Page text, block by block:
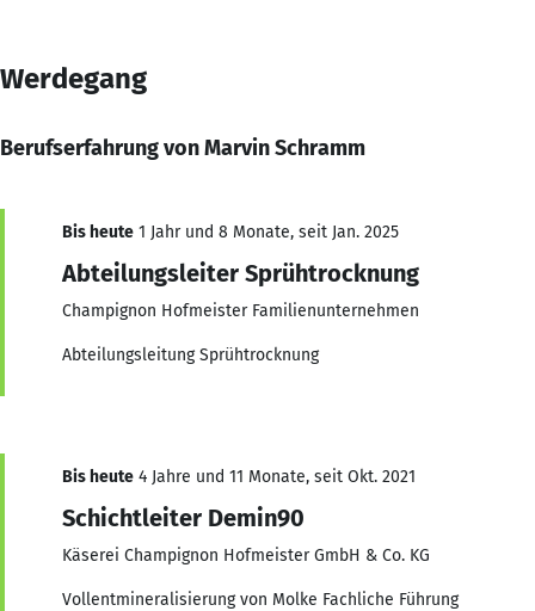
Werdegang
Berufserfahrung von Marvin Schramm
Bis heute 1 Jahr und 8 Monate, seit Jan. 2025
Abteilungsleiter Sprühtrocknung
Champignon Hofmeister Familienunternehmen
Abteilungsleitung Sprühtrocknung
Bis heute 4 Jahre und 11 Monate, seit Okt. 2021
Schichtleiter Demin90
Käserei Champignon Hofmeister GmbH & Co. KG
Vollentmineralisierung von Molke Fachliche Führung